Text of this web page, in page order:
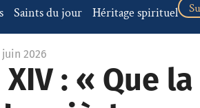
Saints du jour Héritage spirituel
2026
XIV : « Que